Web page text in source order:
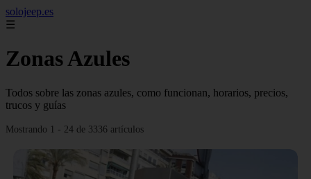
solojeep.es
☰
Zonas Azules
Todos sobre las zonas azules, como funcionan, horarios, precios,
trucos y guías
Mostrando 1 - 24 de 3336 artículos